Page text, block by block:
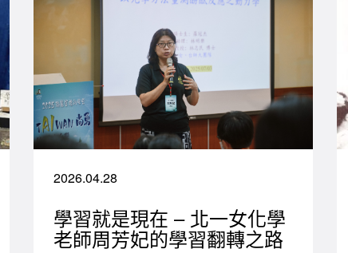
2026.04.28
學習就是現在 – 北一女化學
老師周芳妃的學習翻轉之路